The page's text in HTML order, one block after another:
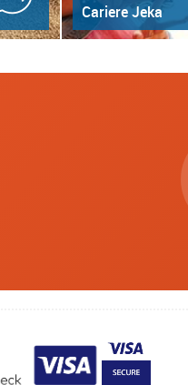
Cariere Jeka